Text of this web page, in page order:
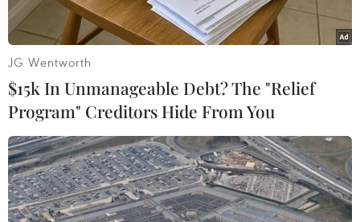
(TTXVN/Vietnam+)
JG Wentworth
$15k In Unmanageable Debt? The "Relief
Program" Creditors Hide From You